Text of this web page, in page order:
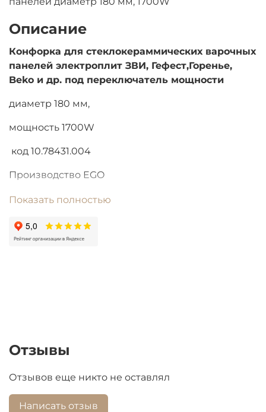
Описание
Конфорка для стеклокераммических варочных
панелей электроплит ЗВИ, Гефест,Горенье,
Beko и др. под переключатель мощности
диаметр 180 мм,
мощность 1700W
код 10.78431.004
Производство EGO
Если есть вопросы по этому товару, пишите,
remmarket@bk.ru
пожалуйста, что не работает именно конфорка, а
Показать полностью
Отзывы
Отзывов еще никто не оставлял
Написать отзыв